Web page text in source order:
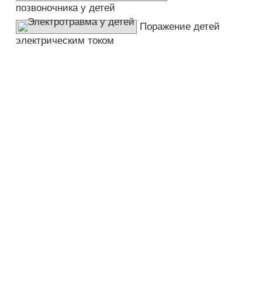
позвоночника у детей
Поражение детей
электрическим током